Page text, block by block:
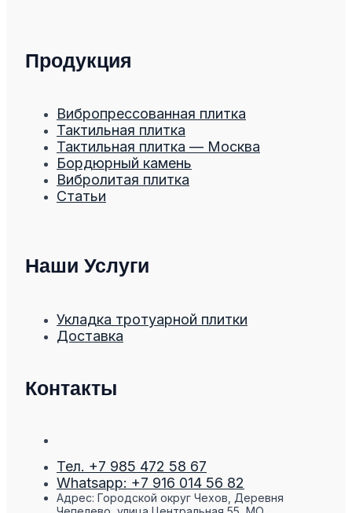
Продукция
Вибропрессованная плитка
Тактильная плитка
Тактильная плитка — Москва
Бордюрный камень
Вибролитая плитка
Статьи
Наши Услуги
Укладка тротуарной плитки
Доставка
Контакты
Тел. +7 985 472 58 67
Whatsapp: +7 916 014 56 82
Адрес: Городской округ Чехов, Деревня